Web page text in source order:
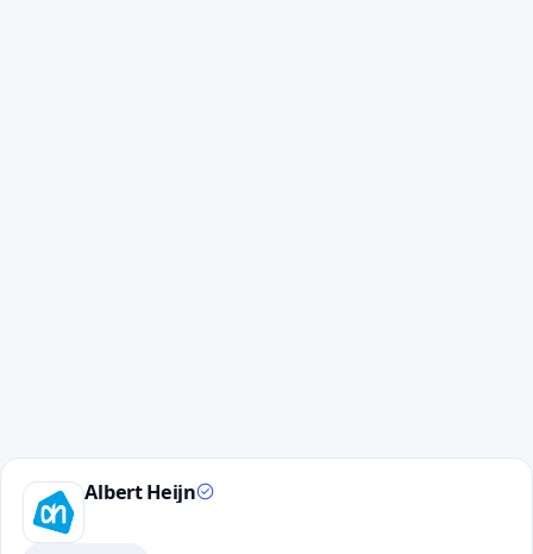
Albert Heijn